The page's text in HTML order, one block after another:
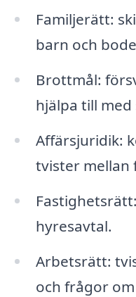
Familjerätt:
barn och
Brottmål:
hjälpa till
Affärsjuridik:
tvister mellan
hyresavtal.
Arbetsrätt:
och frågor